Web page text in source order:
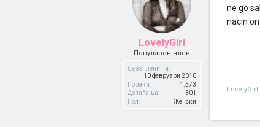
LovelyGirl
Популарен член
Се зачлени на:
10 февруари 2010
Пораки:
1.573
Допаѓања:
301
Пол:
Женски
ne go
nacin
LovelyGirl,